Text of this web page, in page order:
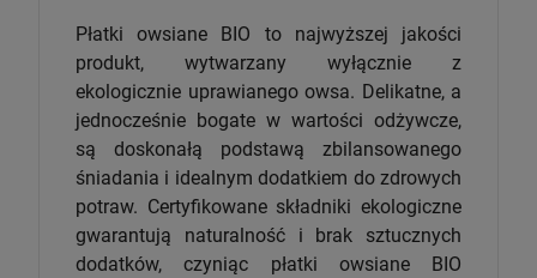
Płatki owsiane BIO to najwyższej jakości
produkt, wytwarzany wyłącznie z
ekologicznie uprawianego owsa. Delikatne, a
jednocześnie bogate w wartości odżywcze,
są doskonałą podstawą zbilansowanego
śniadania i idealnym dodatkiem do zdrowych
potraw. Certyfikowane składniki ekologiczne
gwarantują naturalność i brak sztucznych
dodatków, czyniąc płatki owsiane BIO